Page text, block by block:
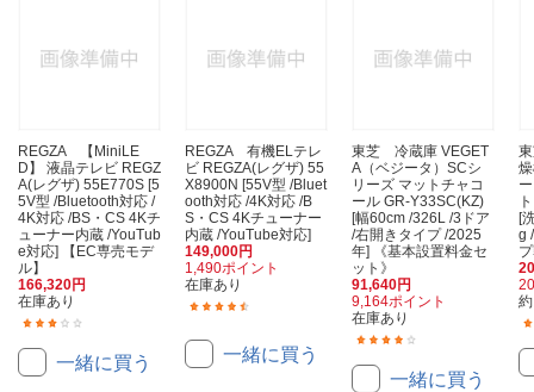
REGZA 【MiniLE
D】 液晶テレビ REGZ
A(レグザ) 55E770S [5
5V型 /Bluetooth対応 /
4K対応 /BS・CS 4Kチ
ューナー内蔵 /YouTub
e対応] 【EC専売モデ
ル】
166,320円
在庫あり
一緒に買う
REGZA 有機ELテレ
ビ REGZA(レグザ) 55
X8900N [55V型 /Bluet
ooth対応 /4K対応 /B
S・CS 4Kチューナー
内蔵 /YouTube対応]
149,000円
1,490ポイント
在庫あり
一緒に買う
東芝 冷蔵庫 VEGET
A（ベジータ）SCシ
リーズ マットチャコ
ール GR-Y33SC(KZ)
[幅60cm /326L /3ドア
/右開きタイプ /2025
年] 《基本設置料金セ
ット》
91,640円
9,164ポイント
在庫あり
一緒に買う
[
g